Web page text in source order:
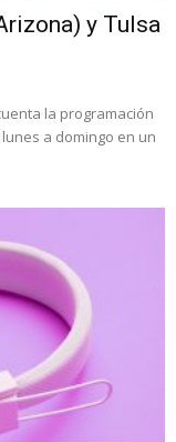
y Tulsa
la programación
a domingo en un